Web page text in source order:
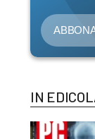
IN